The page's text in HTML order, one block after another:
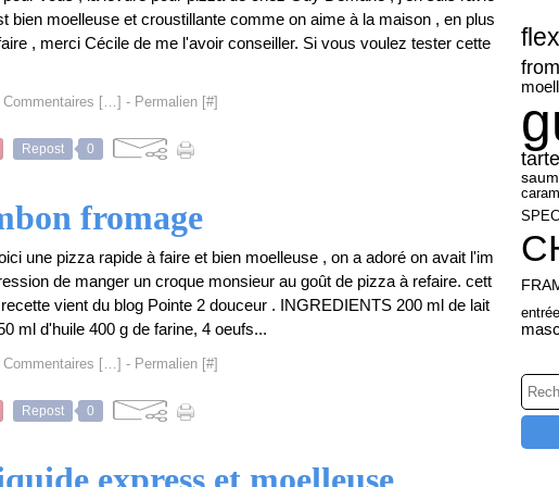
bien moelleuse et croustillante comme on aime à la maison , en plus
, merci Cécile de me l'avoir conseiller. Si vous voulez tester cette
Commentaires […] - Permalien [#]
Repost 0
fromage
une pizza rapide à faire et bien moelleuse , on a adoré on avait l'im
de manger un croque monsieur au goût de pizza à refaire. cett
vient du blog Pointe 2 douceur . INGREDIENTS 200 ml de lait
ml d'huile 400 g de farine, 4 oeufs...
Commentaires […] - Permalien [#]
Repost 0
entrée